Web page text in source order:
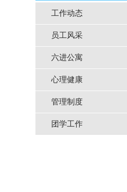
工作动态
员工风采
六进公寓
心理健康
管理制度
团学工作